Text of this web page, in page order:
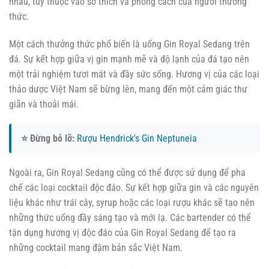
thức.
Một cách thưởng thức phổ biến là uống Gin Royal Sedang trên
đá. Sự kết hợp giữa vị gin mạnh mẽ và độ lạnh của đá tạo nên
một trải nghiệm tươi mát và đầy sức sống. Hương vị của các loại
thảo dược Việt Nam sẽ bừng lên, mang đến một cảm giác thư
giãn và thoải mái.
⭐ Đừng bỏ lỡ: Rượu Hendrick's Gin Neptuneia
Ngoài ra, Gin Royal Sedang cũng có thể được sử dụng để pha
chế các loại cocktail độc đáo. Sự kết hợp giữa gin và các nguyên
liệu khác như trái cây, syrup hoặc các loại rượu khác sẽ tạo nên
những thức uống đầy sáng tạo và mới lạ. Các bartender có thể
tận dụng hương vị độc đáo của Gin Royal Sedang để tạo ra
những cocktail mang đậm bản sắc Việt Nam.